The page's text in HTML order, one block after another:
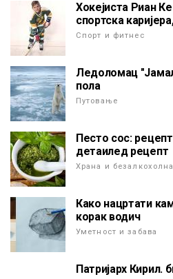
Хокејиста Риан
спортска
Спорт и фитнес
Ледоломац
пола
Путовање
Песто сос:
детаилед рецепт
Храна и
Како нацртати
корак водич
Уметност и забава
Патријарх Кирил.